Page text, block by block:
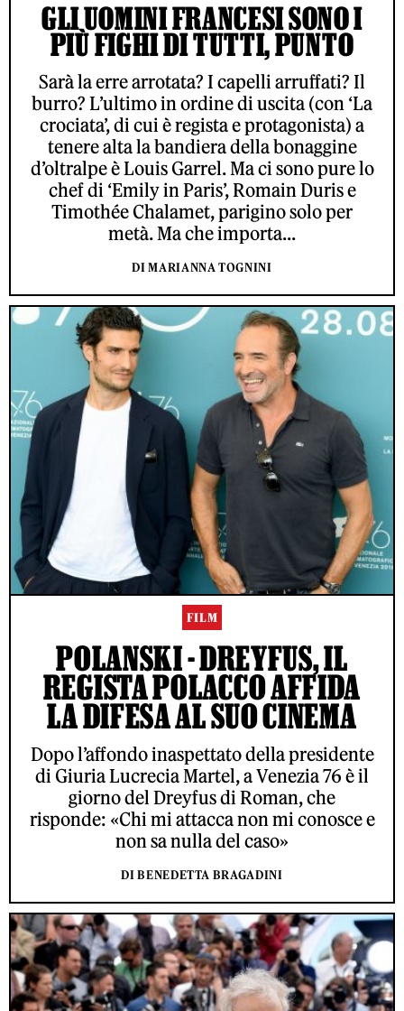
GLI UOMINI FRANCESI SONO I
PIÙ FIGHI DI TUTTI, PUNTO
Sarà la erre arrotata? I capelli arruffati? Il
burro? L’ultimo in ordine di uscita (con ‘La
crociata’, di cui è regista e protagonista) a
tenere alta la bandiera della bonaggine
d’oltralpe è Louis Garrel. Ma ci sono pure lo
chef di ‘Emily in Paris’, Romain Duris e
Timothée Chalamet, parigino solo per
metà. Ma che importa...
DI MARIANNA TOGNINI
FILM
POLANSKI - DREYFUS, IL
REGISTA POLACCO AFFIDA
LA DIFESA AL SUO CINEMA
Dopo l’affondo inaspettato della presidente
di Giuria Lucrecia Martel, a Venezia 76 è il
giorno del Dreyfus di Roman, che
risponde: «Chi mi attacca non mi conosce e
non sa nulla del caso»
DI BENEDETTA BRAGADINI